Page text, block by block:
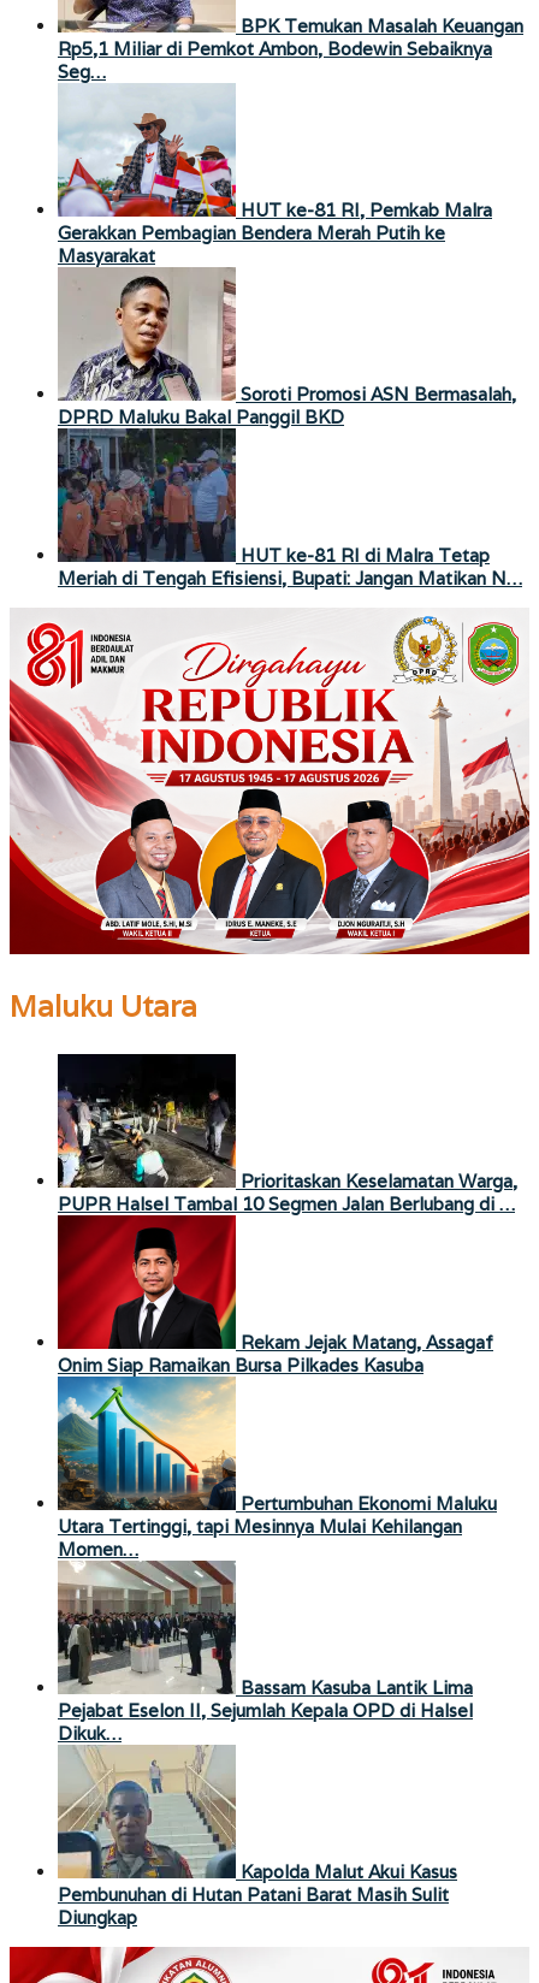
BPK Temukan Masalah Keuangan
Rp5,1 Miliar di Pemkot Ambon, Bodewin Sebaiknya
Seg…
HUT ke-81 RI, Pemkab Malra
Gerakkan Pembagian Bendera Merah Putih ke
Masyarakat
Soroti Promosi ASN Bermasalah,
DPRD Maluku Bakal Panggil BKD
HUT ke-81 RI di Malra Tetap
Meriah di Tengah Efisiensi, Bupati: Jangan Matikan N…
Maluku Utara
Prioritaskan Keselamatan Warga,
PUPR Halsel Tambal 10 Segmen Jalan Berlubang di …
Rekam Jejak Matang, Assagaf
Onim Siap Ramaikan Bursa Pilkades Kasuba
Pertumbuhan Ekonomi Maluku
Utara Tertinggi, tapi Mesinnya Mulai Kehilangan
Momen…
Bassam Kasuba Lantik Lima
Pejabat Eselon II, Sejumlah Kepala OPD di Halsel
Dikuk…
Kapolda Malut Akui Kasus
Pembunuhan di Hutan Patani Barat Masih Sulit
Diungkap